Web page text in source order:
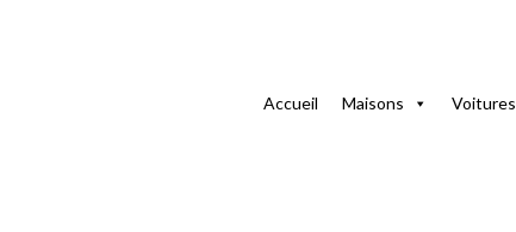
Accueil Maisons Voitures